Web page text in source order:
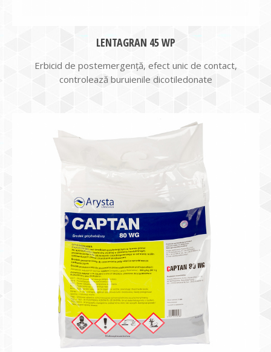
LENTAGRAN 45 WP
Erbicid de postemergență, efect unic de contact,
controlează buruienile dicotiledonate